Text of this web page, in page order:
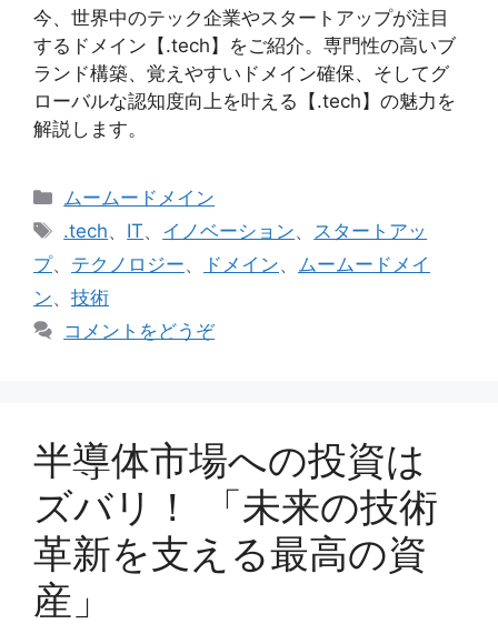
今、世界中のテック企業やスタートアップが注目
するドメイン【.tech】をご紹介。専門性の高いブ
ランド構築、覚えやすいドメイン確保、そしてグ
ローバルな認知度向上を叶える【.tech】の魅力を
解説します。
カ
テ
リ
ー
ムームードメイン
タ
グ
.tech、 IT、 イノベーション、
スタートアッ
プ、 テクノロジー、 ドメイン、
ムームードメイ
ン、 技術
コメントをどうぞ
半導体市場への投資は
ズバリ！ 「未来の技術
革新を支える最高の資
産」